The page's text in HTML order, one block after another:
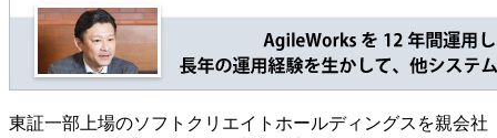
東証一部上場のソフトクリエイトホールディングスを親会社